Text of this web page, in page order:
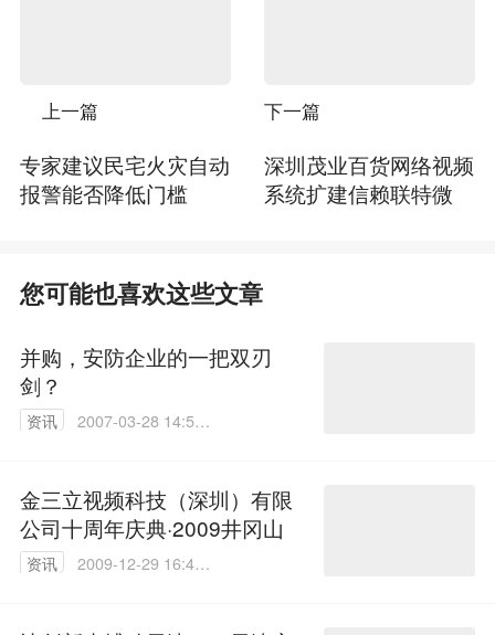
上一篇
专家建议民宅火灾自动
报警能否降低门槛
下一篇
深圳茂业百货网络视频
系统扩建信赖联特微
您可能也喜欢这些文章
并购，安防企业的一把双刃
剑？
资讯
2007-03-28 14:56:
金三立视频科技（深圳）有限
公司十周年庆典·2009井冈山
资讯
2009-12-29 16:47: